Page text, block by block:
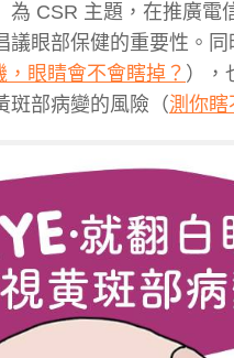
為 CSR 主題，在推廣電
眼部保健的重要性。
，眼睛會不會瞎掉？ ），
斑部病變的風險（測你瞎